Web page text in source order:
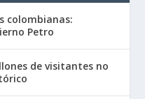
colombianas:
Petro
de visitantes no